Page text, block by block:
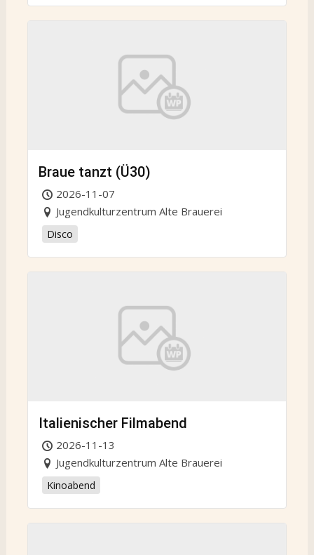
Braue tanzt (Ü30)
2026-11-07
Jugendkulturzentrum Alte Brauerei
Disco
Italienischer Filmabend
2026-11-13
Jugendkulturzentrum Alte Brauerei
Kinoabend